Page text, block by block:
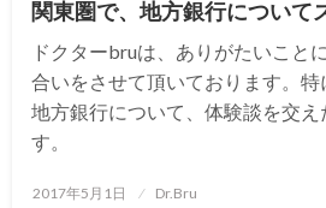
関東圏で、地方銀行について
ドクターbruは、ありがたいこと
合いをさせて頂いております。
地方銀行について、体験談を交え
す。
投
2017年5月1日 Dr.Bru